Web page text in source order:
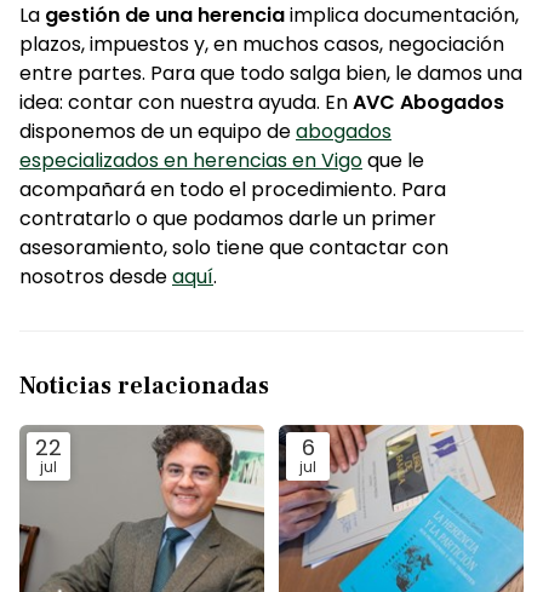
La gestión de una herenciaimplica documentación,
plazos, impuestos y, en muchos casos, negociación
entre partes. Para que todo salga bien, le damos una
idea: contar con nuestra ayuda. EnAVC Abogados
disponemos de un equipo deabogados
especializados en herencias en Vigoque le
acompañará en todo el procedimiento. Para
contratarlo o que podamos darle un primer
asesoramiento, solo tiene que contactar con
nosotros desdeaquí.
Noticias relacionadas
22
jul
6
jul